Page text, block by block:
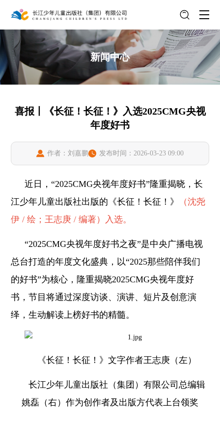
新闻中心
喜报丨《长征！长征！》入选2025CMG央视
年度好书
作者：刘嘉鹏 发布时间：2026-03-23 09:00
近日，“2025CMG央视年度好书”隆重揭晓，长
江少年儿童出版社出版的《长征！长征！》
（沈尧
伊 / 绘；王志庚 / 编著）入选。
“2025CMG央视年度好书之夜”是中央广播电视
总台打造的年度文化盛典，以“2025那些陪伴我们
的好书”为核心，隆重揭晓2025CMG央视年度好
书，节目将通过深度访谈、演讲、短片及创意演
绎，生动解读上榜好书的精髓。
《长征！长征！》文字作者王志庚（左）
长江少年儿童出版社（集团）有限公司总编辑
姚磊（右）作为创作者及出版方代表上台领奖